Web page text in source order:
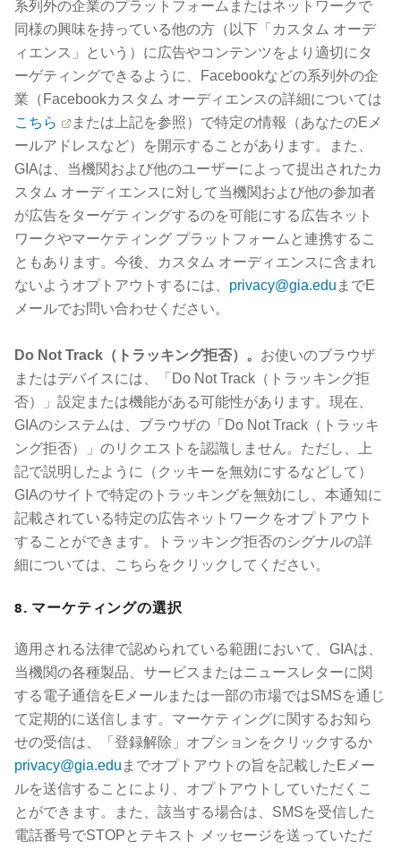
系列外の企業のプラットフォームまたはネットワークで
同様の興味を持っている他の方（以下「カスタム オーデ
ィエンス」という）に広告やコンテンツをより適切にタ
ーゲティングできるように、Facebookなどの系列外の企
業（Facebookカスタム オーディエンスの詳細については
こちら
または上記を参照）で特定の情報（あなたのEメ
ールアドレスなど）を開示することがあります。また、
GIAは、当機関および他のユーザーによって提出されたカ
スタム オーディエンスに対して当機関および他の参加者
が広告をターゲティングするのを可能にする広告ネット
ワークやマーケティング プラットフォームと連携するこ
ともあります。今後、カスタム オーディエンスに含まれ
ないようオプトアウトするには、 privacy@gia.edu までE
メールでお問い合わせください。
Do Not Track（トラッキング拒否）。 お使いのブラウザ
またはデバイスには、「Do Not Track（トラッキング拒
否）」設定または機能がある可能性があります。現在、
GIAのシステムは、ブラウザの「Do Not Track（トラッキ
ング拒否）」のリクエストを認識しません。ただし、上
記で説明したように（クッキーを無効にするなどして）
GIAのサイトで特定のトラッキングを無効にし、本通知に
記載されている特定の広告ネットワークをオプトアウト
することができます。トラッキング拒否のシグナルの詳
細については、こちらをクリックしてください。
8. マーケティングの選択
適用される法律で認められている範囲において、GIAは、
当機関の各種製品、サービスまたはニュースレターに関
する電子通信をEメールまたは一部の市場ではSMSを通じ
て定期的に送信します。マーケティングに関するお知ら
せの受信は、「登録解除」オプションをクリックするか
privacy@gia.edu までオプトアウトの旨を記載したEメー
ルを送信することにより、オプトアウトしていただくこ
とができます。また、該当する場合は、SMSを受信した
電話番号でSTOPとテキスト メッセージを送っていただ